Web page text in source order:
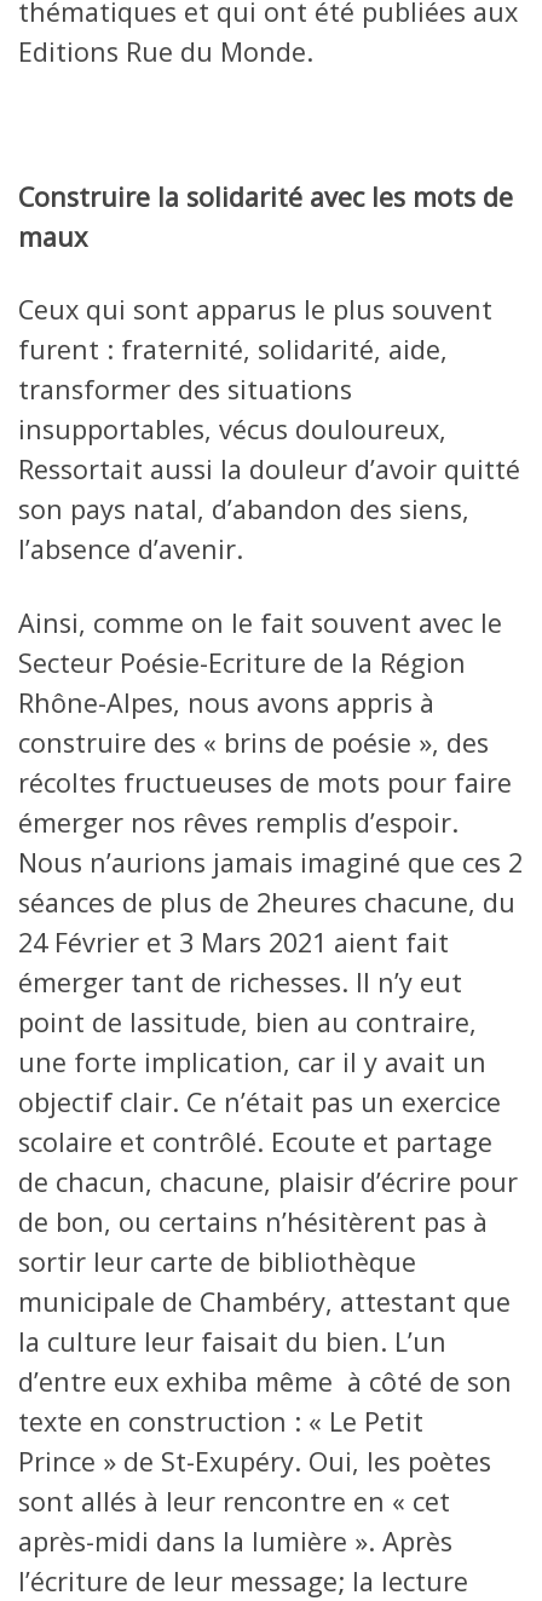
thématiques et qui ont été publiées aux
Editions Rue du Monde.
Construire la solidarité avec les mots de
maux
Ceux qui sont apparus le plus souvent
furent : fraternité, solidarité, aide,
transformer des situations
insupportables, vécus douloureux,
Ressortait aussi la douleur d’avoir quitté
son pays natal, d’abandon des siens,
l’absence d’avenir.
Ainsi, comme on le fait souvent avec le
Secteur Poésie-Ecriture de la Région
Rhône-Alpes, nous avons appris à
construire des « brins de poésie », des
récoltes fructueuses de mots pour faire
émerger nos rêves remplis d’espoir.
Nous n’aurions jamais imaginé que ces 2
séances de plus de 2heures chacune, du
24 Février et 3 Mars 2021 aient fait
émerger tant de richesses. Il n’y eut
point de lassitude, bien au contraire,
une forte implication, car il y avait un
objectif clair. Ce n’était pas un exercice
scolaire et contrôlé. Ecoute et partage
de chacun, chacune, plaisir d’écrire pour
de bon, ou certains n’hésitèrent pas à
sortir leur carte de bibliothèque
municipale de Chambéry, attestant que
la culture leur faisait du bien. L’un
d’entre eux exhiba même à côté de son
texte en construction : « Le Petit
Prince » de St-Exupéry. Oui, les poètes
sont allés à leur rencontre en « cet
après-midi dans la lumière ». Après
l’écriture de leur message; la lecture